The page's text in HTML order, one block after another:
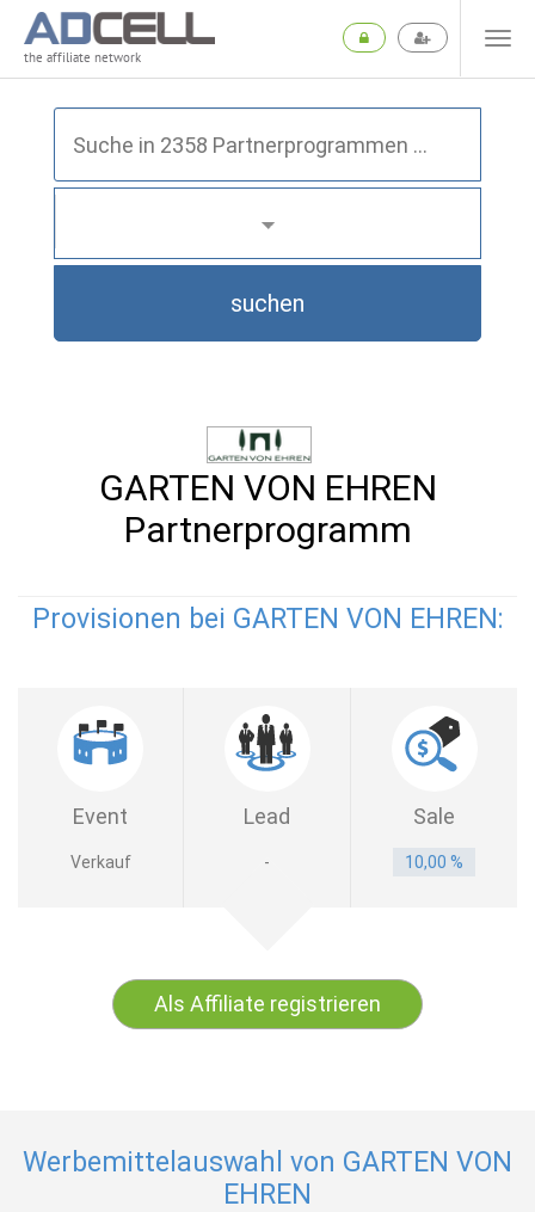
the affiliate network
suchen
GARTEN VON EHREN
Partnerprogramm
Provisionen bei GARTEN VON EHREN:
Event Lead Sale
Verkauf - 10,00 %
Als Affiliate registrieren
Werbemittelauswahl von GARTEN VON
EHREN